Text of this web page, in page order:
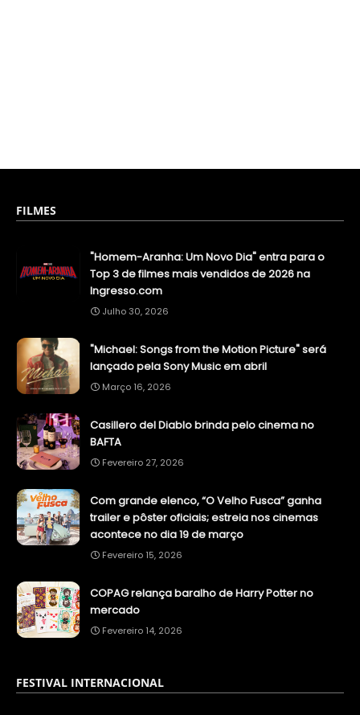
FILMES
"Homem-Aranha: Um Novo Dia" entra para o
Top 3 de filmes mais vendidos de 2026 na
Ingresso.com
Julho 30, 2026
"Michael: Songs from the Motion Picture" será
lançado pela Sony Music em abril
Março 16, 2026
Casillero del Diablo brinda pelo cinema no
BAFTA
Fevereiro 27, 2026
Com grande elenco, “O Velho Fusca” ganha
trailer e pôster oficiais; estreia nos cinemas
acontece no dia 19 de março
Fevereiro 15, 2026
COPAG relança baralho de Harry Potter no
mercado
Fevereiro 14, 2026
FESTIVAL INTERNACIONAL